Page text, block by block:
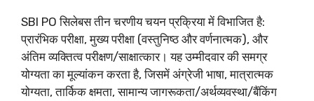
SBI PO सिलेबस तीन चरणीय चयन प्रक्रिया में विभाजित है:
प्रारंभिक परीक्षा, मुख्य परीक्षा (वस्तुनिष्ठ और वर्णनात्मक), और
अंतिम व्यक्तित्व परीक्षण/साक्षात्कार। यह उम्मीदवार की समग्र
योग्यता का मूल्यांकन करता है, जिसमें अंग्रेजी भाषा, मात्रात्मक
योग्यता, तार्किक क्षमता, सामान्य जागरूकता/अर्थव्यवस्था/बैंकिंग